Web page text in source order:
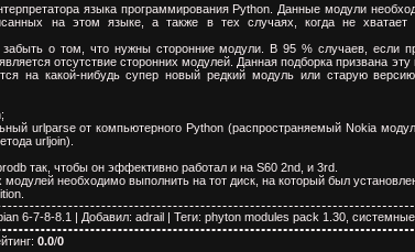
языка программирования Python. Данные модули
на этом языке, а также в тех случаях, когда не
забыть о том, что нужны сторонние модули. В 95 % случаев, если
отсутствие сторонних модулей. Данная подборка призвана
на какой-нибудь супер новый редкий модуль или старую версию
urlparse от компьютерного Python (распространяемый Nokia
urljoin).
так, чтобы он эффективно работал и на S60 2nd, и 3rd.
модулей необходимо выполнить на тот диск, на который был
6-7-8-8.1 | Добавил: adrail | Теги: phyton modules pack 1.30 системные
: 0.0/0